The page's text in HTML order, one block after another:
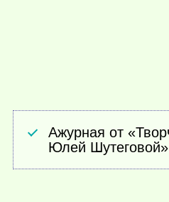
Ажурная от
Юлей Шутеговой»